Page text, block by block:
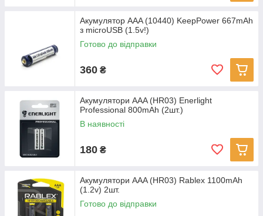
Акумулятор AAA (10440) KeepPower 667mAh
з microUSB (1.5v!)
Готово до відправки
360 ₴
Акумулятори AAA (HR03) Enerlight
Professional 800mAh (2шт.)
В наявності
180 ₴
Акумулятори AAA (HR03) Rablex 1100mAh
(1.2v) 2шт.
Готово до відправки